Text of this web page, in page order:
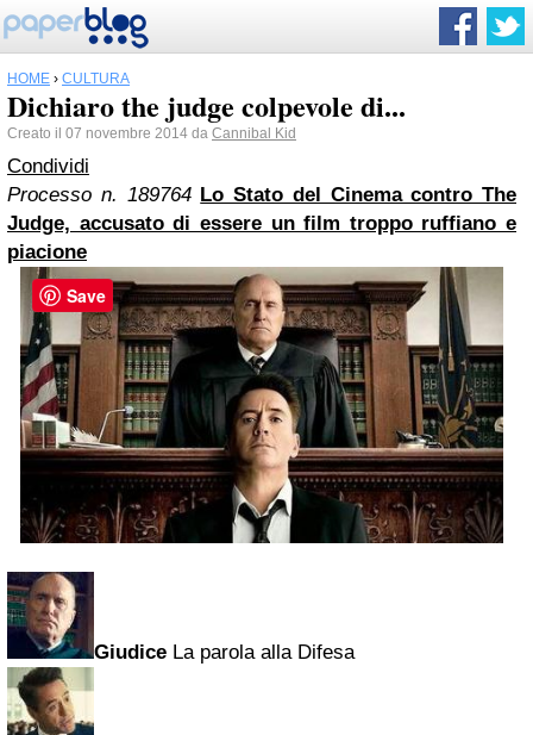
HOME › CULTURA
Dichiaro the judge colpevole di...
Creato il 07 novembre 2014 da Cannibal Kid
Condividi
Processo n. 189764 Lo Stato del Cinema contro The
Judge, accusato di essere un film troppo ruffiano e
piacione
Giudice La parola alla Difesa
Save